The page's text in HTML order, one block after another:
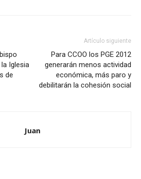
Iglesia
de
Artículo siguiente
Para CCOO los PGE 2012
generarán menos actividad
económica, más paro y
debilitarán la cohesión social
Juan